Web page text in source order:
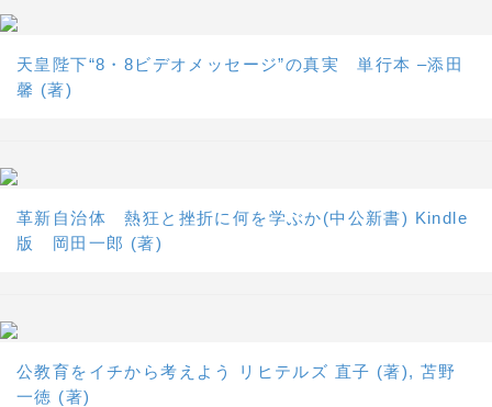
天皇陛下“8・8ビデオメッセージ”の真実 単行本 –添田
馨 (著)
革新自治体 熱狂と挫折に何を学ぶか(中公新書) Kindle
版 岡田一郎 (著)
公教育をイチから考えよう リヒテルズ 直子 (著), 苫野
一徳 (著)